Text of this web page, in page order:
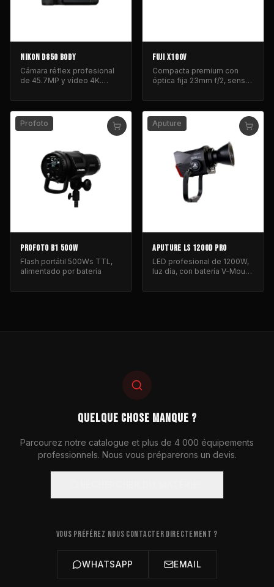
NIKON D850 BODY
Cámara réflex profesional
de 45.7MP y vídeo 4K.
FUJI X100V
Compacta premium con
óptica fija 23mm f/2, sensor
resistente.
Profoto
PROFOTO B1 500W
Flash portátil 500Ws TTL,
alimentado por batería
Aputure
APUTURE LS 1200D PRO
LED profesional de 1200W,
luz día, con batería V-Mount
fotografía.
QUELQUE CHOSE MANQUE ?
Parcourez notre catalogue et plus de 4 000 équipements
professionnels. Nous vous préparerons un devis.
VOUS PRÉFÉREZ NOUS CONTACTER DIRECTEMENT ?
WHATSAPP EMAIL